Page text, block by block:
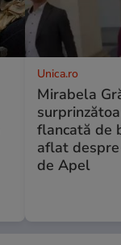
Unica.ro
Mirabela
flancată de
aflat
de Apel